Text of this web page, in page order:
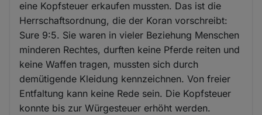
eine Kopfsteuer erkaufen mussten. Das ist die
Herrschaftsordnung, die der Koran vorschreibt:
Sure 9:5. Sie waren in vieler Beziehung Menschen
minderen Rechtes, durften keine Pferde reiten und
keine Waffen tragen, mussten sich durch
demütigende Kleidung kennzeichnen. Von freier
Entfaltung kann keine Rede sein. Die Kopfsteuer
konnte bis zur Würgesteuer erhöht werden.